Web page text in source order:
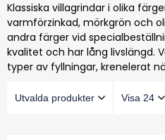
Klassiska villagrindar i olika
varmförzinkad, mörkgrön och
andra färger vid
kvalitet och har lång livslängd.
typer av fyllningar, krenelerat